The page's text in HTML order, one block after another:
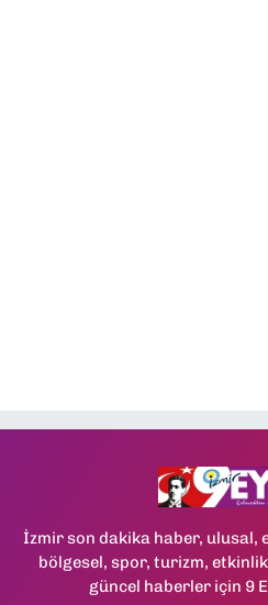
İzmir son dakika haber, ulusal,
bölgesel, spor, turizm,
güncel haberler için 9